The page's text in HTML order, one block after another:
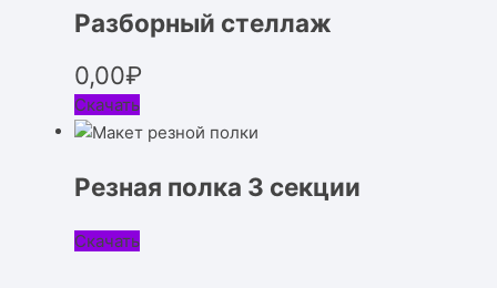
Разборный стеллаж
0,00₽
Скачать
Резная полка 3 секции
Скачать